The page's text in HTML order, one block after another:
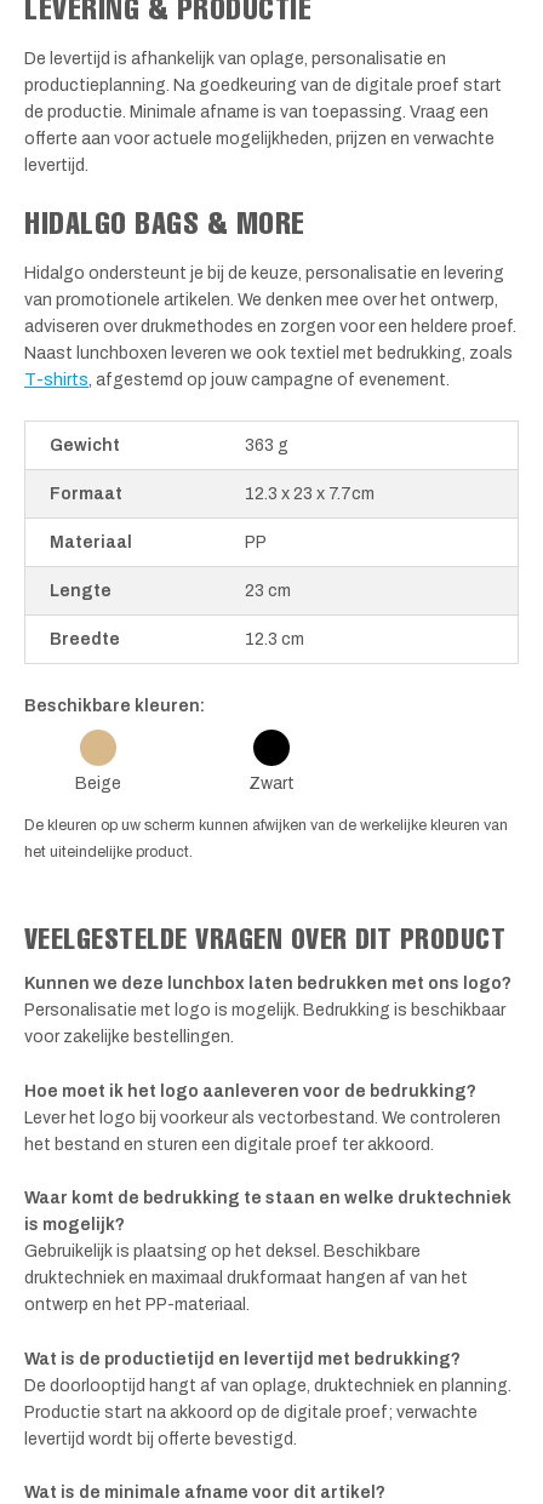
De levertijd is afhankelijk van oplage, personalisatie en
productieplanning. Na goedkeuring van de digitale proef start
de productie. Minimale afname is van toepassing. Vraag een
offerte aan voor actuele mogelijkheden, prijzen en verwachte
levertijd.
HIDALGO BAGS & MORE
Hidalgo ondersteunt je bij de keuze, personalisatie en levering
van promotionele artikelen. We denken mee over het ontwerp,
adviseren over drukmethodes en zorgen voor een heldere proef.
Naast lunchboxen leveren we ook textiel met bedrukking, zoals
T-shirts , afgestemd op jouw campagne of evenement.
Gewicht 363 g
Formaat 12.3 x 23 x 7.7cm
Materiaal PP
Lengte 23 cm
Breedte 12.3 cm
Beschikbare kleuren:
Beige Zwart
De kleuren op uw scherm kunnen afwijken van de werkelijke kleuren van
het uiteindelijke product.
VEELGESTELDE VRAGEN OVER DIT PRODUCT
Kunnen we deze lunchbox laten bedrukken met ons logo?
Personalisatie met logo is mogelijk. Bedrukking is beschikbaar
voor zakelijke bestellingen.
Hoe moet ik het logo aanleveren voor de bedrukking?
Lever het logo bij voorkeur als vectorbestand. We controleren
het bestand en sturen een digitale proef ter akkoord.
Waar komt de bedrukking te staan en welke druktechniek
is mogelijk?
Gebruikelijk is plaatsing op het deksel. Beschikbare
druktechniek en maximaal drukformaat hangen af van het
ontwerp en het PP-materiaal.
Wat is de productietijd en levertijd met bedrukking?
De doorlooptijd hangt af van oplage, druktechniek en planning.
Productie start na akkoord op de digitale proef; verwachte
levertijd wordt bij offerte bevestigd.
Wat is de minimale afname voor dit artikel?